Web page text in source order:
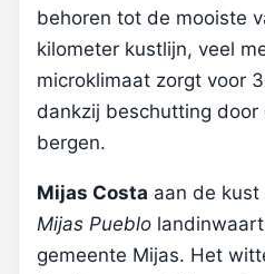
behoren tot de mooiste
kilometer kustlijn, veel
microklimaat zorgt voor
dankzij beschutting door
bergen.
Mijas Costa aan de
Mijas Pueblo
gemeente Mijas. Het